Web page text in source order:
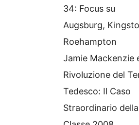
34: Focus su
Augsburg,
Roehampton
Jamie Mackenzie
Rivoluzione del
Tedesco: Il Caso
Straordinario della